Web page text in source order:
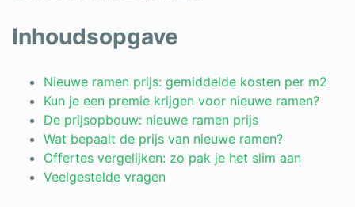
Bent u een vakspecialist?
Log in
Inhoudsopgave
Nieuwe ramen prijs: gemiddelde kosten per m2
Kun je een premie krijgen voor nieuwe ramen?
De prijsopbouw: nieuwe ramen prijs
Wat bepaalt de prijs van nieuwe ramen?
Offertes vergelijken: zo pak je het slim aan
Veelgestelde vragen